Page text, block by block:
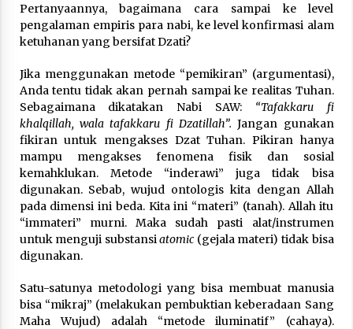
Pertanyaannya, bagaimana cara sampai ke level
pengalaman empiris para nabi, ke level konfirmasi alam
ketuhanan yang bersifat Dzati?
Jika menggunakan metode “pemikiran” (argumentasi),
Anda tentu tidak akan pernah sampai ke realitas Tuhan.
Sebagaimana dikatakan Nabi SAW: “Tafakkaru fi
khalqillah, wala tafakkaru fi Dzatillah”. Jangan gunakan
fikiran untuk mengakses Dzat Tuhan. Pikiran hanya
mampu mengakses fenomena fisik dan sosial
kemahklukan. Metode “inderawi” juga tidak bisa
digunakan. Sebab, wujud ontologis kita dengan Allah
pada dimensi ini beda. Kita ini “materi” (tanah). Allah itu
“immateri” murni. Maka sudah pasti alat/instrumen
untuk menguji substansiatomic (gejala materi) tidak bisa
digunakan.
Satu-satunya metodologi yang bisa membuat manusia
bisa “mikraj” (melakukan pembuktian keberadaan Sang
Maha Wujud) adalah “metode iluminatif” (cahaya).